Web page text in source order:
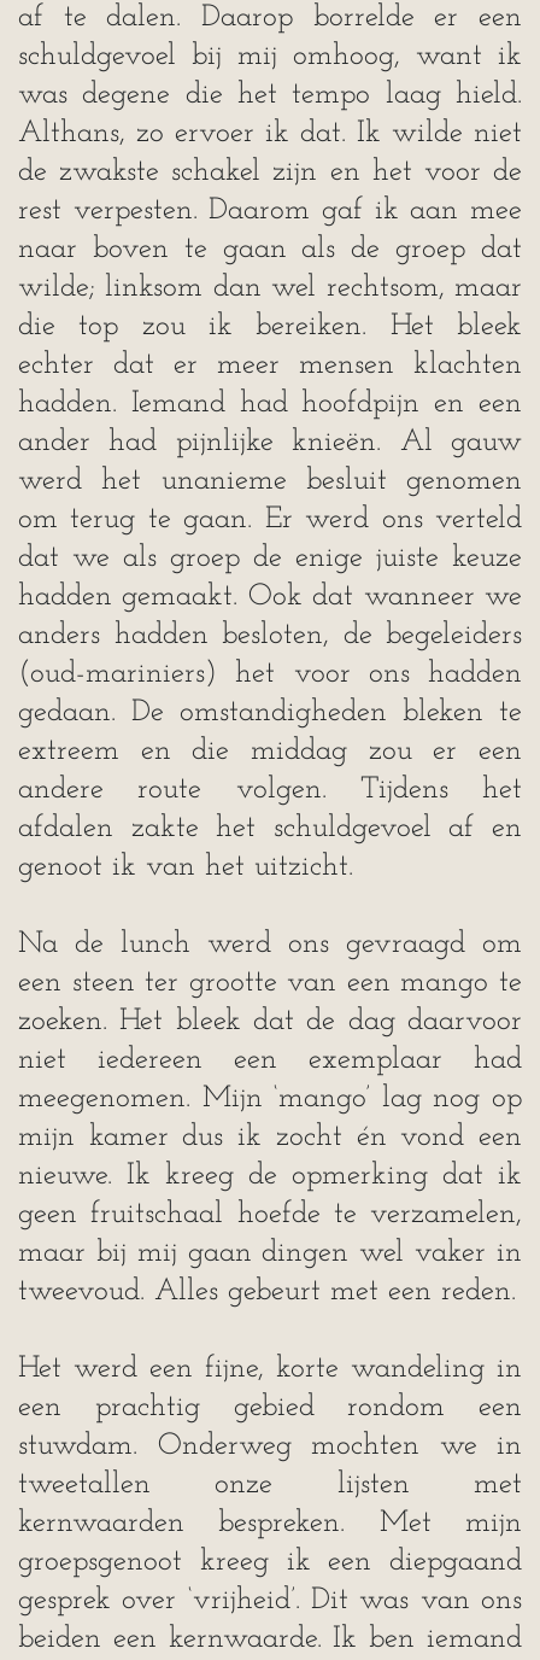
af te dalen. Daarop borrelde er een
schuldgevoel bij mij omhoog, want ik
was degene die het tempo laag hield.
Althans, zo ervoer ik dat. Ik wilde niet
de zwakste schakel zijn en het voor de
rest verpesten. Daarom gaf ik aan mee
naar boven te gaan als de groep dat
wilde; linksom dan wel rechtsom, maar
die top zou ik bereiken. Het bleek
echter dat er meer mensen klachten
hadden. Iemand had hoofdpijn en een
ander had pijnlijke knieën. Al gauw
werd het unanieme besluit genomen
om terug te gaan. Er werd ons verteld
dat we als groep de enige juiste keuze
hadden gemaakt. Ook dat wanneer we
anders hadden besloten, de begeleiders
(oud-mariniers) het voor ons hadden
gedaan. De omstandigheden bleken te
extreem en die middag zou er een
andere route volgen. Tijdens het
afdalen zakte het schuldgevoel af en
genoot ik van het uitzicht.
Na de lunch werd ons gevraagd om
een steen ter grootte van een mango te
zoeken. Het bleek dat de dag daarvoor
niet iedereen een exemplaar had
meegenomen. Mijn ‘mango’ lag nog op
mijn kamer dus ik zocht én vond een
nieuwe. Ik kreeg de opmerking dat ik
geen fruitschaal hoefde te verzamelen,
maar bij mij gaan dingen wel vaker in
tweevoud. Alles gebeurt met een reden.
Het werd een fijne, korte wandeling in
een prachtig gebied rondom een
stuwdam. Onderweg mochten we in
tweetallen onze lijsten met
kernwaarden bespreken. Met mijn
groepsgenoot kreeg ik een diepgaand
gesprek over ‘vrijheid’. Dit was van ons
beiden een kernwaarde. Ik ben iemand